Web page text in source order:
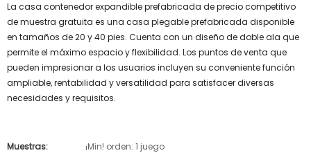
La casa contenedor expandible prefabricada de precio competitivo
de muestra gratuita es una casa plegable prefabricada disponible
en tamaños de 20 y 40 pies. Cuenta con un diseño de doble ala que
permite el máximo espacio y flexibilidad. Los puntos de venta que
pueden impresionar a los usuarios incluyen su conveniente función
ampliable, rentabilidad y versatilidad para satisfacer diversas
necesidades y requisitos.
Muestras:
¡Min! orden: 1 juego